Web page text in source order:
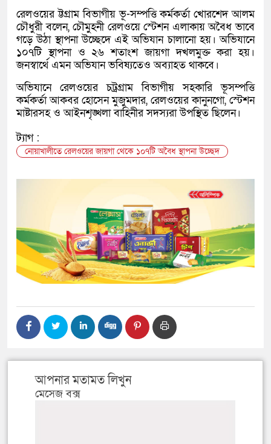
রেলওয়ের ট্টগ্রাম বিভাগীয় ভূ-সম্পত্তি কর্মকর্তা খোরশেদ আলম
চৌধুরী বলেন, চৌমুহনী রেলওয়ে স্টেশন এলাকায় অবৈধ ভাবে
গড়ে উঠা স্থাপনা উচ্ছেদে এই অভিযান চালানো হয়। অভিযানে
১০৭টি স্থাপনা ও ২৬ শতাংশ জায়গা দখলমুক্ত করা হয়।
জনস্বার্থে এমন অভিযান ভবিষ্যতেও অব্যাহত থাকবে।
অভিযানে রেলওয়ের চট্রগ্রাম বিভাগীয় সহকারি ভূসম্পত্তি
কর্মকর্তা আকবর হোসেন মুজুমদার, রেলওয়ের কানুনগো, স্টেশন
মাষ্টারসহ ও আইনশৃঙ্খলা বাহিনীর সদস্যরা উপস্থিত ছিলেন।
ট্যাগ :
নোয়াখালীতে রেলওয়ের জায়গা থেকে ১০৭টি অবৈধ স্থাপনা উচ্ছেদ
আপনার মতামত লিখুন
মেসেজ বক্স